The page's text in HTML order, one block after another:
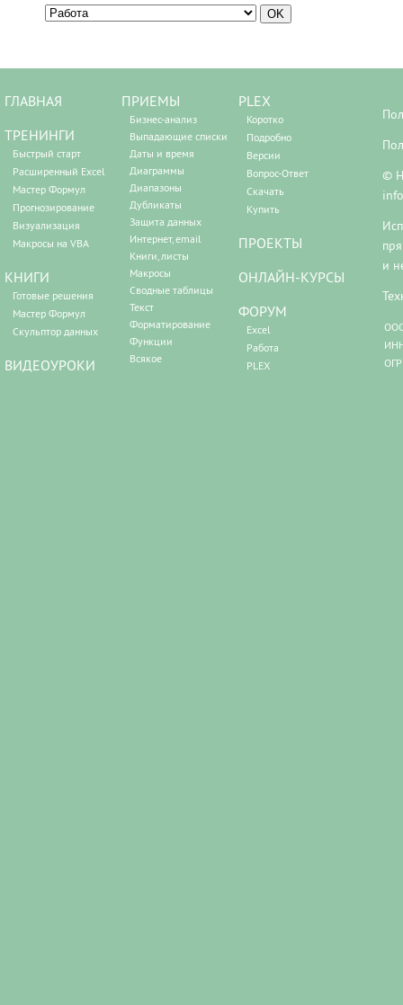
ГЛАВНАЯ
ТРЕНИНГИ
Быстрый старт
Расширенный Excel
Мастер Формул
Прогнозирование
Визуализация
Макросы на VBA
КНИГИ
Готовые решения
Мастер Формул
Скульптор данных
ВИДЕОУРОКИ
ПРИЕМЫ
Бизнес-анализ
Выпадающие списки
Даты и время
Диаграммы
Диапазоны
Дубликаты
Защита данных
Интернет, email
Книги, листы
Макросы
Сводные таблицы
Текст
Форматирование
Функции
Всякое
PLEX
Коротко
Подробно
Версии
Вопрос-Ответ
Скачать
Купить
ПРОЕКТЫ
ОНЛАЙН-КУРСЫ
ФОРУМ
Excel
Работа
PLEX
©
и